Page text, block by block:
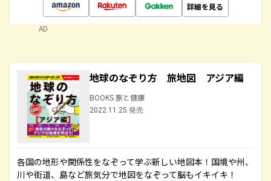
詳細を見る
AD
地球のなぞり方 旅地図 アジア編
BOOKS 旅と健康
2022.11.25 発売
各国の地形や関係性をなぞって学ぶ新しい地図本！国境や州、
川や街道、島など旅気分で地図をなぞって脳もイキイキ！